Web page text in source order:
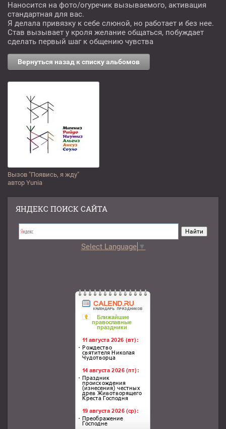
Наносится на фото/огуречик вызываемого, активация
стандартная для вас.
Я делала привязку к себе слюной, но работает и без нее.
Став вызывает у кроля желание общаться, побуждает
сделать первый шаг к общению чувства
Вернуться назад к списку альбомов
Вызов "Появись, я жду"
автор Yunia
ЯНДЕКС ПОИСК САЙТА
Select Language ▼